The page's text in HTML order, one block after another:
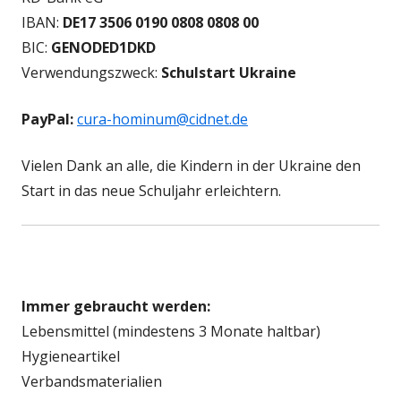
IBAN: DE17 3506 0190 0808 0808 00
BIC: GENODED1DKD
Verwendungszweck: Schulstart Ukraine
PayPal:cura-hominum@cidnet.de
Vielen Dank an alle, die Kindern in der Ukraine den
Start in das neue Schuljahr erleichtern.
Immer gebraucht werden:
Lebensmittel (mindestens 3 Monate haltbar)
Hygieneartikel
Verbandsmaterialien